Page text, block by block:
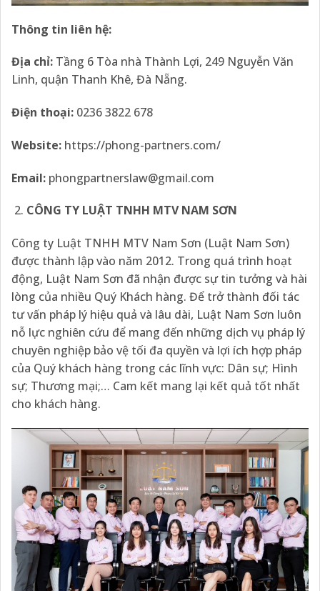
Thông tin liên hệ:
Địa chỉ: Tầng 6 Tòa nhà Thành Lợi, 249 Nguyễn Văn
Linh, quận Thanh Khê, Đà Nẵng.
Điện thoại: 0236 3822 678
Website: https://phong-partners.com/
Email: phongpartnerslaw@gmail.com
CÔNG TY LUẬT TNHH MTV NAM SƠN
Công ty Luật TNHH MTV Nam Sơn (Luật Nam Sơn)
được thành lập vào năm 2012. Trong quá trình hoạt
động, Luật Nam Sơn đã nhận được sự tin tưởng và hài
lòng của nhiều Quý Khách hàng. Để trở thành đối tác
tư vấn pháp lý hiệu quả và lâu dài, Luật Nam Sơn luôn
nỗ lực nghiên cứu để mang đến những dịch vụ pháp lý
chuyên nghiệp bảo vệ tối đa quyền và lợi ích hợp pháp
của Quý khách hàng trong các lĩnh vực: Dân sự; Hình
sự; Thương mại;… Cam kết mang lại kết quả tốt nhất
cho khách hàng.